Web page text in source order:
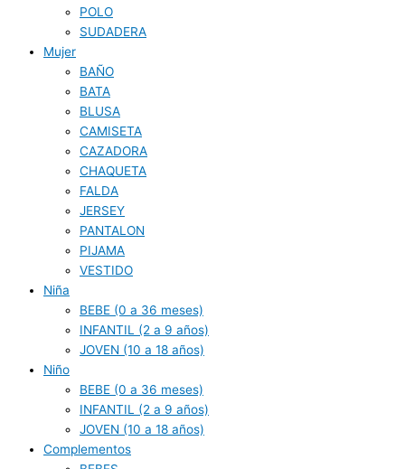
POLO
SUDADERA
Mujer
BAÑO
BATA
BLUSA
CAMISETA
CAZADORA
CHAQUETA
FALDA
JERSEY
PANTALON
PIJAMA
VESTIDO
Niña
BEBE (0 a 36 meses)
INFANTIL (2 a 9 años)
JOVEN (10 a 18 años)
Niño
BEBE (0 a 36 meses)
INFANTIL (2 a 9 años)
JOVEN (10 a 18 años)
Complementos